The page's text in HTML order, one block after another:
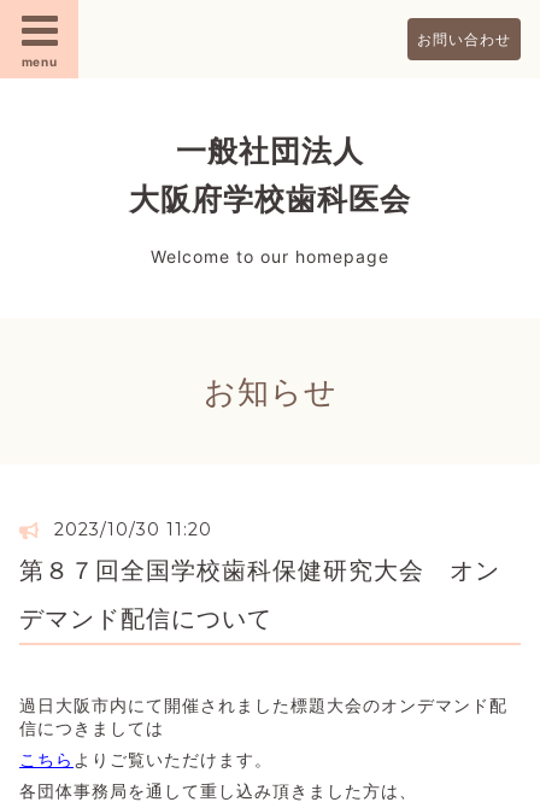
menu
お問い合わせ
一般社団法人
大阪府学校歯科医会
Welcome to our homepage
お知らせ
2023/10/30 11:20
第８７回全国学校歯科保健研究大会 オン
デマンド配信について
過日大阪市内にて開催されました標題大会のオンデマンド配
信につきましては
こちら よりご覧いただけます。
各団体事務局を通して重し込み頂きました方は、